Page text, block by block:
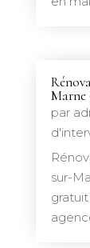
Marne
par
sur-
gratuit